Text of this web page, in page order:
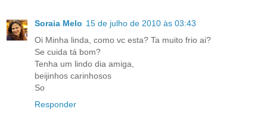
Soraia Melo 15 de julho de 2010 às 03:43
Oi Minha linda, como vc esta? Ta muito frio ai?
Se cuida tá bom?
Tenha um lindo dia amiga,
beijinhos carinhosos
So
Responder